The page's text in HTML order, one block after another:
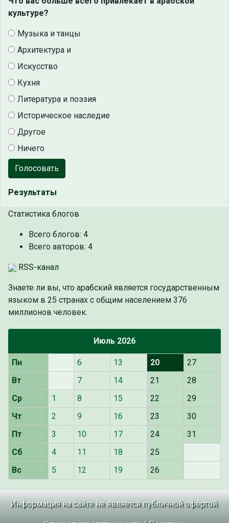
культуре?
Музыка и танцы
Архитектура и
Искусство
Кухня
Литература и поэзия
Историческое наследие
Другое
Ничего
Голосовать
Результаты
Статистика блогов
Всего блогов: 4
Всего авторов: 4
RSS-канал
Знаете ли вы, что арабский является государственным
языком в 25 странах с общим населением 376
миллионов человек.
Июль 2026
Пн 6 13 20
27
Вт
7 14 21
28
Ср
1 8 15 22
29
Чт
2 9 16 23
30
Пт
3 10 17 24
31
Сб
4 11 18
25
Вс
5 12 19 26
Информация на сайте не является публичной офертой.